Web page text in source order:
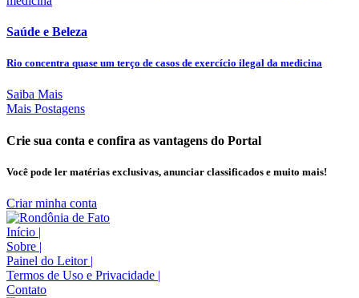
Saúde e Beleza
Rio concentra quase um terço de casos de exercício ilegal da medicina
Saiba Mais
Mais Postagens
Crie sua conta e confira as vantagens do Portal
Você pode ler matérias exclusivas, anunciar classificados e muito mais!
Criar minha conta
Início |
Sobre |
Painel do Leitor |
Termos de Uso e Privacidade |
Contato